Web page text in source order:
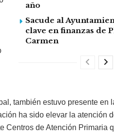
año
Sacude al
clave en finanzas de
Carmen
también estuvo presente en
ha sido elevar la atención
Centros de Atención Primaria